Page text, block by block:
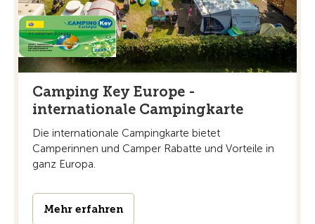
Camping Key Europe -
internationale Campingkarte
Die internationale Campingkarte bietet
Camperinnen und Camper Rabatte und Vorteile in
ganz Europa.
Mehr erfahren